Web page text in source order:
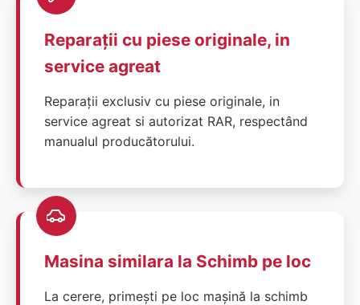
Reparații cu piese originale, in
service agreat
Reparații exclusiv cu piese originale, in
service agreat si autorizat RAR, respectând
manualul producătorului.
Masina similara la Schimb pe loc
La cerere, primești pe loc mașină la schimb